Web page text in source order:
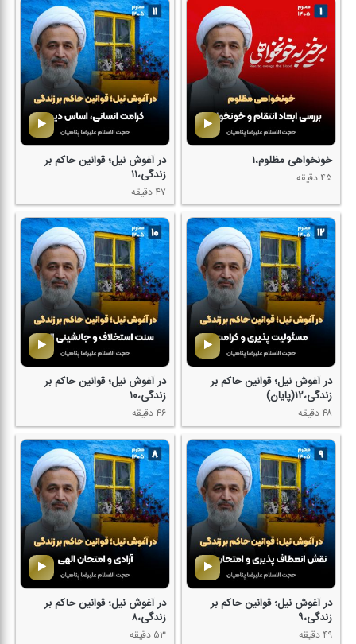
خونخواهی مظلوم،۱
۴۵ دقیقه
در آغوش نیل؛ قوانین حاكم بر
زندگی،۱۱
۴۷ دقیقه
در آغوش نیل؛ قوانین حاكم بر
زندگی،۱۲(پایان)
۴۸ دقیقه
در آغوش نیل؛ قوانین حاكم بر
زندگی،۱۰
۴۶ دقیقه
در آغوش نیل؛ قوانین حاكم بر
زندگی،۹
۴۹ دقیقه
در آغوش نیل؛ قوانین حاكم بر
زندگی،۸
۵۳ دقیقه